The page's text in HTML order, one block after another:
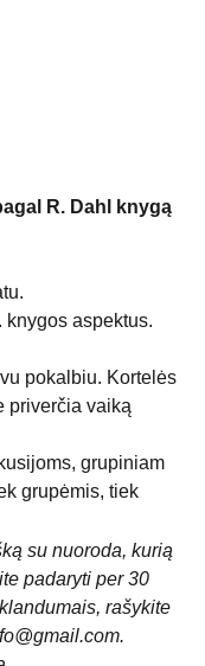
R. Dahl knygą
knygos aspektus.
pokalbiu. Kortelės
priverčia vaiką
grupiniam
grupėmis, tiek
su nuoroda, kurią
padaryti per 30
rašykite